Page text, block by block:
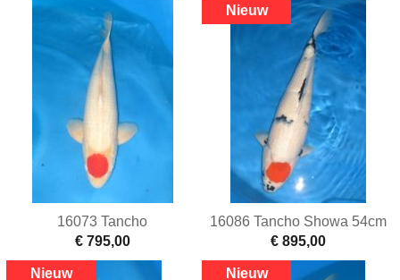
16073 Tancho
€ 795,00
16086 Tancho Showa 54cm
€ 895,00